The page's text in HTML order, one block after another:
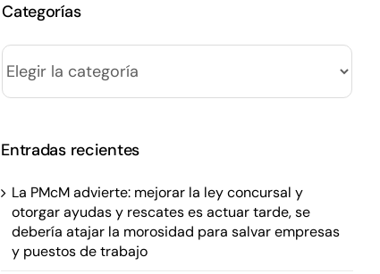
Categorías
Categorías
Entradas recientes
La PMcM advierte: mejorar la ley concursal y
otorgar ayudas y rescates es actuar tarde, se
debería atajar la morosidad para salvar empresas
y puestos de trabajo